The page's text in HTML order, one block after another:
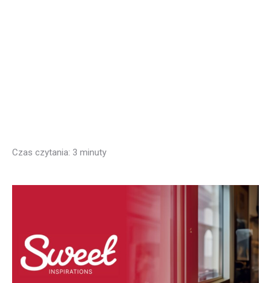
Czas czytania: 3 minuty